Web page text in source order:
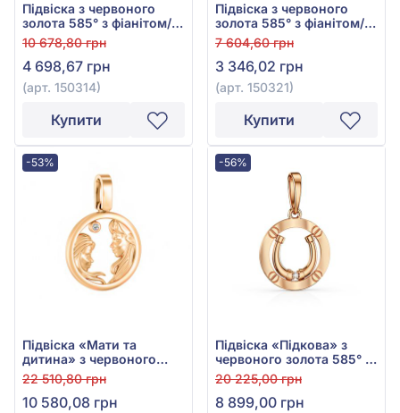
Підвіска з червоного
золота 585° з фіанітом/
куб.цирконієм, арт.
150314
10 678,80 грн
4 698,67 грн
(арт. 150314)
Купити
Підвіска з червоного
золота 585° з фіанітом/
куб.цирконієм, арт.
150321
7 604,60 грн
3 346,02 грн
(арт. 150321)
Купити
-53%
Підвіска «Мати та
дитина» з червоного
золота 585° з фіанітом,
арт. 440622
22 510,80 грн
10 580,08 грн
-56%
Підвіска «Підкова» з
червоного золота 585° з
фіанітом/куб.цирконієм,
арт. 150468
20 225,00 грн
8 899,00 грн